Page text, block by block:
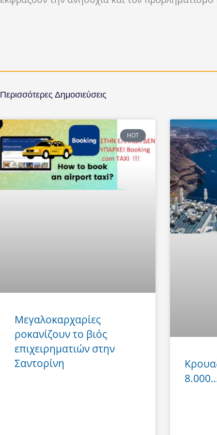
Περισσότερες Δημοσιεύσεις
HOT
Μεγαλοκαρχαρίες
ροκανίζουν το βιός
επιχειρηματιών στην
Σαντορίνη